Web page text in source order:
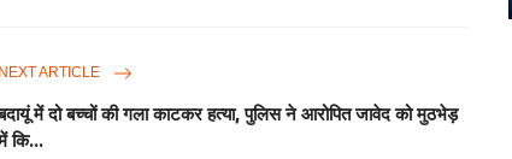
NEXT ARTICLE
में दो बच्चों की गला काटकर हत्या, पुलिस ने आरोपित जावेद को मुठभेड़
कि...